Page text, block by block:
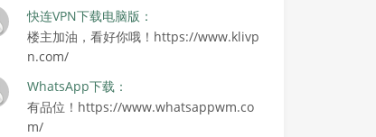
快连VPN下载电脑版：
楼主加油，看好你哦！https://www.klivp
n.com/
WhatsApp下载：
有品位！https://www.whatsappwm.co
m/